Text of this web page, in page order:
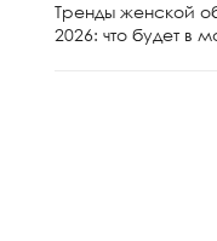
Тренды женской
2026: что будет в